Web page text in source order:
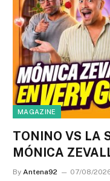
MAGAZINE
TONINO VS LA
MÓNICA
By Antena92 07/08/